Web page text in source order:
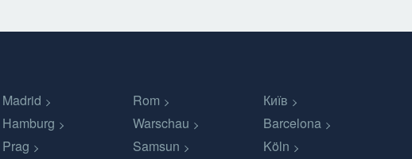
Madrid Rom
Київ
Hamburg Warschau
Barcelona
Prag Samsun
Köln